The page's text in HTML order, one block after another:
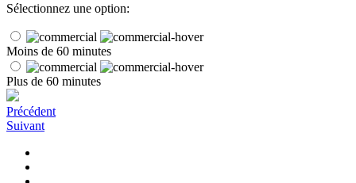
Sélectionnez une option:
Moins de 60 minutes
Plus de 60 minutes
Précédent
Suivant